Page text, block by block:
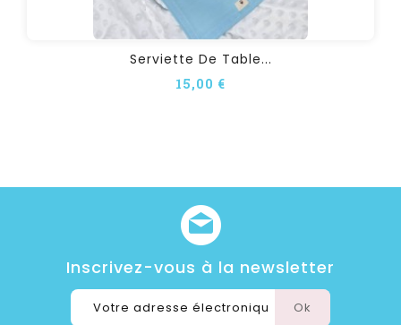
Serviette De Table...
15,00 €
Inscrivez-vous à la newsletter